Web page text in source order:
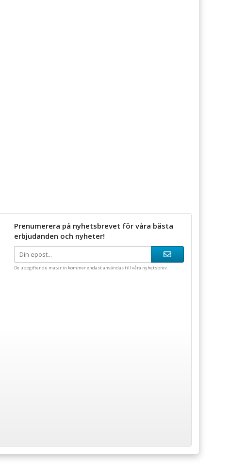
Prenumerera på nyhetsbrevet för våra bästa
erbjudanden och nyheter!
De uppgifter du matar in kommer endast användas till våra nyhetsbrev.